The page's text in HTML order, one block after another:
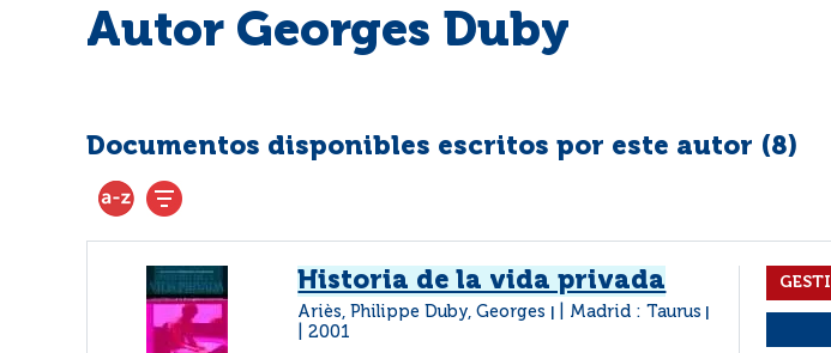
Autor Georges Duby
Documentos disponibles escritos por este autor (8)
Historia de la vida privada
Ariès, Philippe Duby, Georges Madrid : Taurus
2001